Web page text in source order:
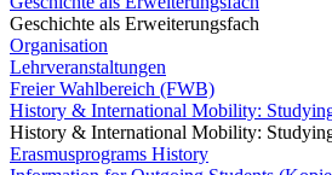
Geschichte als Erweiterungsfach
Organisation
Lehrveranstaltungen
Freier Wahlbereich (FWB)
History & International Mobility:
History & International Mobility:
Erasmusprograms History